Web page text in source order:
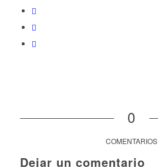
0
COMENTARIOS
Dejar un comentario